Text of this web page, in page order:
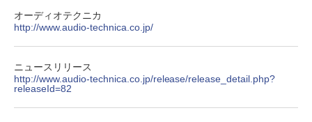
オーディオテクニカ
http://www.audio-technica.co.jp/
ニュースリリース
http://www.audio-technica.co.jp/release/release_detail.php?
releaseId=82